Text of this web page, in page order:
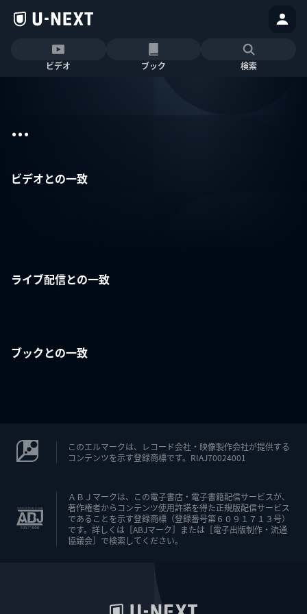
ビデオ ブック 検索
...
ビデオとの一致
ライブ配信との一致
ブックとの一致
このエルマークは、レコード会社・映像製作会社が提供する
コンテンツを示す登録商標です。RIAJ70024001
ＡＢＪマークは、この電子書店・電子書籍配信サービスが、
著作権者からコンテンツ使用許諾を得た正規版配信サービス
であることを示す登録商標（登録番号第６０９１７１３号）
です。詳しくは［ABJマーク］または［電子出版制作・流通
協議会］で検索してください。